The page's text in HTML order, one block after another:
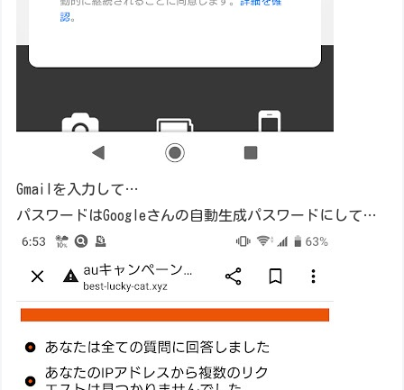
Gmailを入力して…
パスワードはGoogleさんの自動生成パスワードにして…